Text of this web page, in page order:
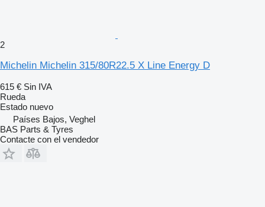
2
Michelin Michelin 315/80R22.5 X Line Energy D
615 € Sin IVA
Rueda
Estado nuevo
Países Bajos, Veghel
BAS Parts & Tyres
Contacte con el vendedor